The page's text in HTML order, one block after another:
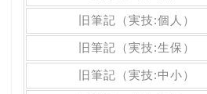
旧筆記（実技:個人）
旧筆記（実技:生保）
旧筆記（実技:中小）